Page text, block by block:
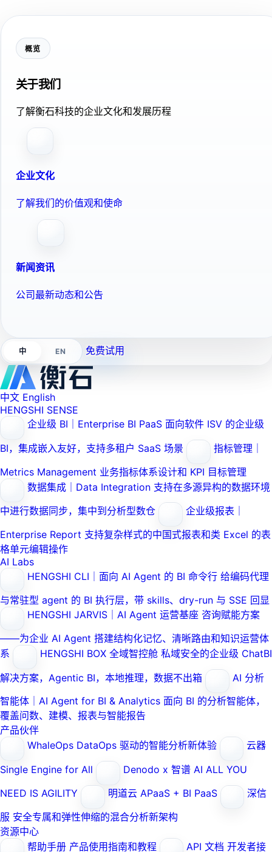
概览
关于我们
了解衡石科技的企业文化和发展历程
企业文化
了解我们的价值观和使命
新闻资讯
公司最新动态和公告
中 EN 免费试用
中文 English
HENGSHI SENSE
企业级 BI｜Enterprise BI PaaS 面向软件 ISV 的企业级
BI，集成嵌入友好，支持多租户 SaaS 场景
指标管理｜
Metrics Management 业务指标体系设计和 KPI 目标管理
数据集成｜Data Integration 支持在多源异构的数据环境
中进行数据同步，集中到分析型数仓
企业级报表｜
Enterprise Report 支持复杂样式的中国式报表和类 Excel 的表
格单元编辑操作
AI Labs
HENGSHI CLI｜面向 AI Agent 的 BI 命令行 给编码代理
与常驻型 agent 的 BI 执行层，带 skills、dry-run 与 SSE 回显
HENGSHI JARVIS｜AI Agent 运营基座 咨询赋能方案
——为企业 AI Agent 搭建结构化记忆、清晰路由和知识运营体
系
HENGSHI BOX 全域智控舱 私域安全的企业级 ChatBI
解决方案，Agentic BI，本地推理，数据不出箱
AI 分析
智能体｜AI Agent for BI & Analytics 面向 BI 的分析智能体，
覆盖问数、建模、报表与智能报告
产品伙伴
WhaleOps DataOps 驱动的智能分析新体验
云器
Single Engine for All
Denodo x 智谱 AI ALL YOU
NEED IS AGILITY
明道云 APaaS + BI PaaS
深信
服 安全专属和弹性伸缩的混合分析新架构
资源中心
帮助手册 产品使用指南和教程 API 文档 开发者接